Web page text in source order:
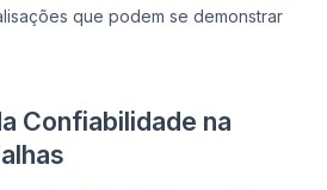
que podem se demonstrar
Confiabilidade na